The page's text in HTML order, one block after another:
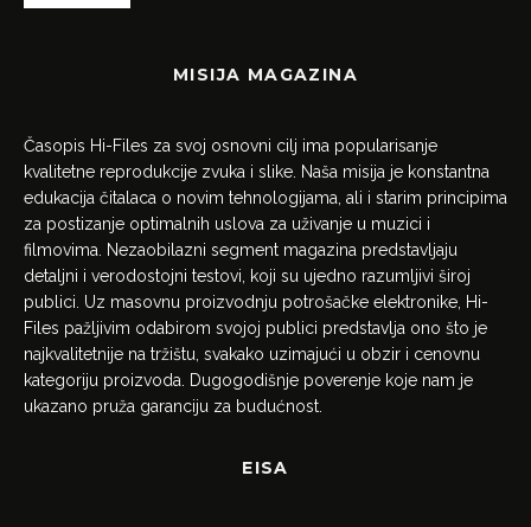
MISIJA MAGAZINA
Časopis Hi-Files za svoj osnovni cilj ima popularisanje
kvalitetne reprodukcije zvuka i slike. Naša misija je konstantna
edukacija čitalaca o novim tehnologijama, ali i starim principima
za postizanje optimalnih uslova za uživanje u muzici i
filmovima. Nezaobilazni segment magazina predstavljaju
detaljni i verodostojni testovi, koji su ujedno razumljivi široj
publici. Uz masovnu proizvodnju potrošačke elektronike, Hi-
Files pažljivim odabirom svojoj publici predstavlja ono što je
najkvalitetnije na tržištu, svakako uzimajući u obzir i cenovnu
kategoriju proizvoda. Dugogodišnje poverenje koje nam je
ukazano pruža garanciju za budućnost.
EISA